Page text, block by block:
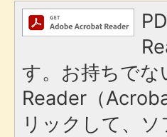
す。お持ちで
Reader（
リックして、